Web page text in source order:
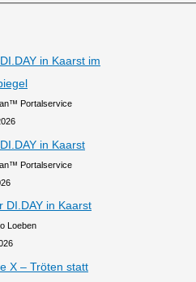
in Kaarst im
Portalservice
in Kaarst
Portalservice
DI.DAY in Kaarst
Loeben
X – Tröten statt